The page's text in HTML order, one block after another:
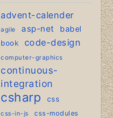
advent-calender
agile asp-net babel
book code-design
computer-graphics
continuous-
integration
csharp css
css-in-js
css-modules